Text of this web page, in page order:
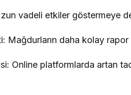
vadeli etkiler göstermeye
Mağdurların daha kolay rapor
Online platformlarda artan